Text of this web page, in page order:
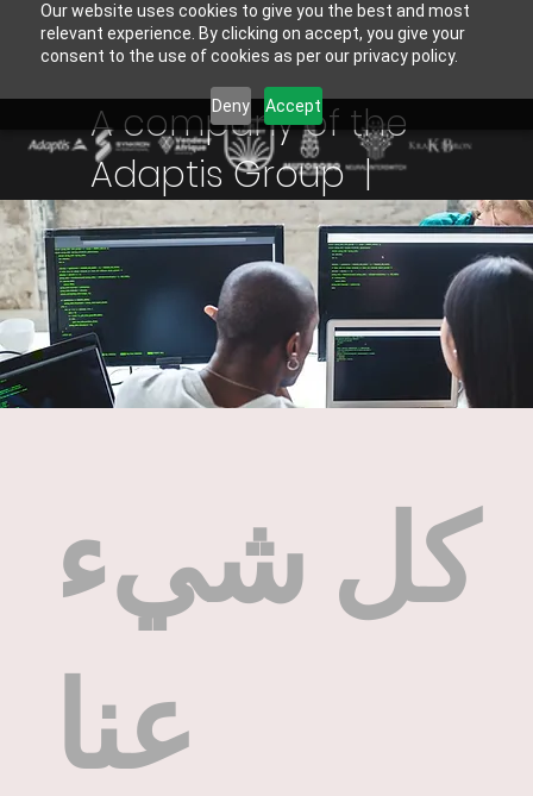
Our website uses cookies to give you the best and most
relevant experience. By clicking on accept, you give your
consent to the use of cookies as per our privacy policy.
Deny Accept
كل شيء
عنا
A company of the
Adaptis Group |